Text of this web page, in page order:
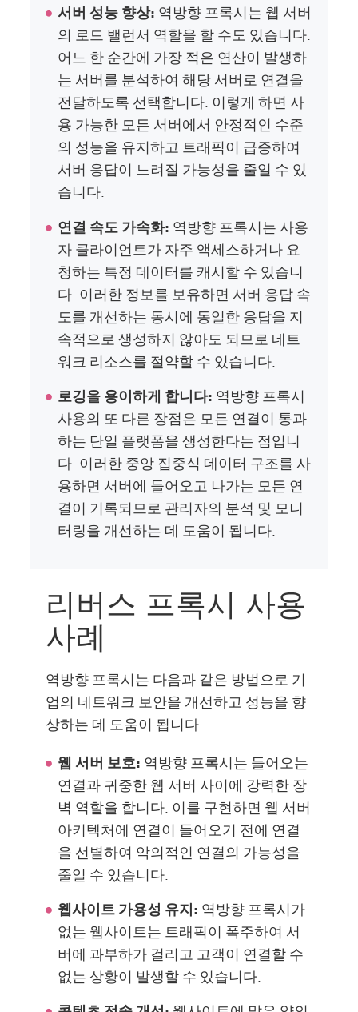
서버 성능 향상: 역방향 프록시는 웹 서버
의 로드 밸런서 역할을 할 수도 있습니다.
어느 한 순간에 가장 적은 연산이 발생하
는 서버를 분석하여 해당 서버로 연결을
전달하도록 선택합니다. 이렇게 하면 사
용 가능한 모든 서버에서 안정적인 수준
의 성능을 유지하고 트래픽이 급증하여
서버 응답이 느려질 가능성을 줄일 수 있
습니다.
연결 속도 가속화: 역방향 프록시는 사용
자 클라이언트가 자주 액세스하거나 요
청하는 특정 데이터를 캐시할 수 있습니
다. 이러한 정보를 보유하면 서버 응답 속
도를 개선하는 동시에 동일한 응답을 지
속적으로 생성하지 않아도 되므로 네트
워크 리소스를 절약할 수 있습니다.
로깅을 용이하게 합니다: 역방향 프록시
사용의 또 다른 장점은 모든 연결이 통과
하는 단일 플랫폼을 생성한다는 점입니
다. 이러한 중앙 집중식 데이터 구조를 사
용하면 서버에 들어오고 나가는 모든 연
결이 기록되므로 관리자의 분석 및 모니
터링을 개선하는 데 도움이 됩니다.
리버스 프록시 사용
사례
역방향 프록시는 다음과 같은 방법으로 기
업의 네트워크 보안을 개선하고 성능을 향
상하는 데 도움이 됩니다:
웹 서버 보호: 역방향 프록시는 들어오는
연결과 귀중한 웹 서버 사이에 강력한 장
벽 역할을 합니다. 이를 구현하면 웹 서버
아키텍처에 연결이 들어오기 전에 연결
을 선별하여 악의적인 연결의 가능성을
줄일 수 있습니다.
웹사이트 가용성 유지: 역방향 프록시가
없는 웹사이트는 트래픽이 폭주하여 서
버에 과부하가 걸리고 고객이 연결할 수
없는 상황이 발생할 수 있습니다.